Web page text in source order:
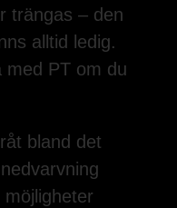
trängas – den
alltid ledig.
med PT om du
bland det